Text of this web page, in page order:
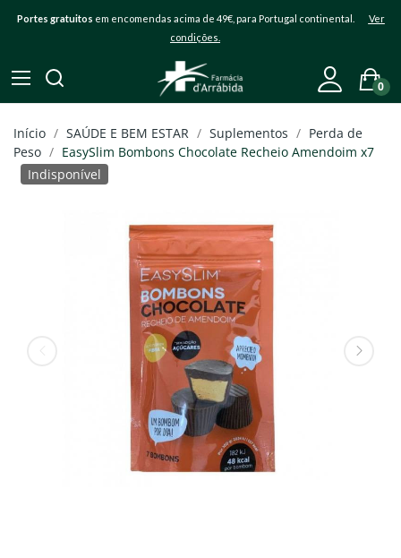
Portes gratuitos em encomendas acima de 49€, para Portugal continental. Ver
condições.
0
Início SAÚDE E BEM ESTAR Suplementos
Perda de
Peso
EasySlim Bombons Chocolate Recheio Amendoim x7
Indisponível